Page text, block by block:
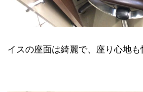
イスの座面は綺麗で、座り心地も